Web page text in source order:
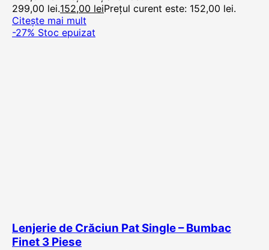
299,00 lei.152,00 leiPrețul curent este: 152,00 lei.
Citește mai mult
-27% Stoc epuizat
Lenjerie de Crăciun Pat Single – Bumbac
Finet 3 Piese